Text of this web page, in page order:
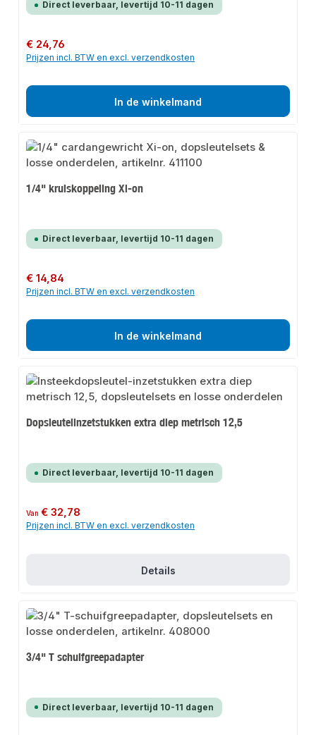
Direct leverbaar, levertijd 10-11 dagen
Normale prijs:
€ 24,76
Prijzen incl. BTW en excl. verzendkosten
In de winkelmand
1/4" kruiskoppeling Xi-on
Direct leverbaar, levertijd 10-11 dagen
Normale prijs:
€ 14,84
Prijzen incl. BTW en excl. verzendkosten
In de winkelmand
Dopsleutelinzetstukken extra diep metrisch 12,5
Direct leverbaar, levertijd 10-11 dagen
Normale prijs:
Van€ 32,78
Prijzen incl. BTW en excl. verzendkosten
Details
3/4" T schuifgreepadapter
Direct leverbaar, levertijd 10-11 dagen